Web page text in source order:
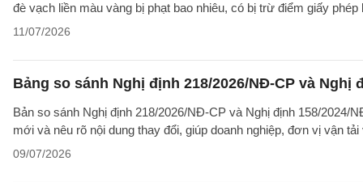
đè vạch liền màu vàng bị phạt bao nhiêu, có bị trừ điểm giấy phép
11/07/2026
Bảng so sánh Nghị định 218/2026/NĐ-CP và
Bản so sánh Nghị định 218/2026/NĐ-CP và Nghị định 158/
mới và nêu rõ nội dung thay đổi, giúp doanh nghiệp, đơn vị vận
09/07/2026